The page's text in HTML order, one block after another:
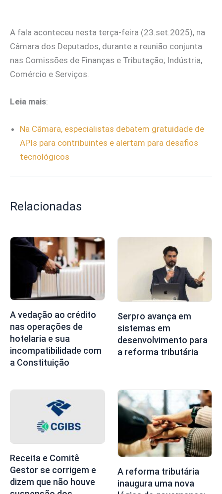
A fala aconteceu nesta terça-feira (23.set.2025), na
Câmara dos Deputados, durante a reunião conjunta
nas Comissões de Finanças e Tributação; Indústria,
Comércio e Serviços.
Leia mais:
Na Câmara, especialistas debatem gratuidade de
APIs para contribuintes e alertam para desafios
tecnológicos
Relacionadas
A vedação ao crédito
nas operações de
hotelaria e sua
incompatibilidade com
a Constituição
Serpro avança em
sistemas em
desenvolvimento para
a reforma tributária
Receita e Comitê
Gestor se corrigem e
dizem que não houve
A reforma tributária
inaugura uma nova